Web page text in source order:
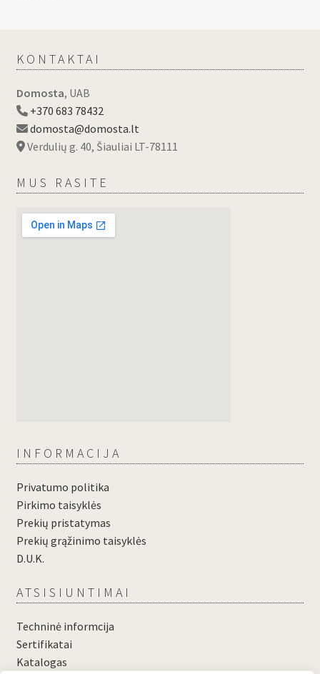
KONTAKTAI
Domosta, UAB
+370 683 78432
domosta@domosta.lt
Verdulių g. 40, Šiauliai LT-78111
MUS RASITE
INFORMACIJA
Privatumo politika
Pirkimo taisyklės
Prekių pristatymas
Prekių grąžinimo taisyklės
D.U.K.
ATSISIUNTIMAI
Techninė informcija
Sertifikatai
Katalogas